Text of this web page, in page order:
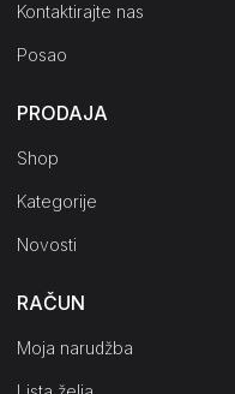
Kontaktirajte nas
Posao
PRODAJA
Shop
Kategorije
Novosti
RAČUN
Moja narudžba